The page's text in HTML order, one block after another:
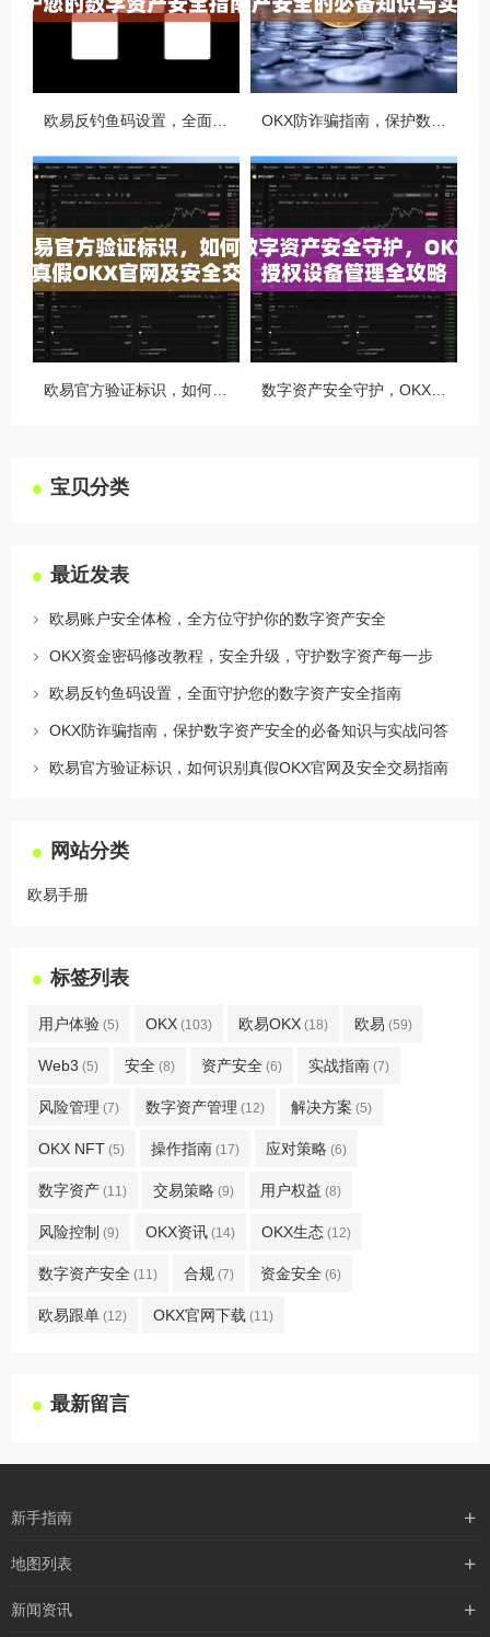
宝贝分类
最近发表
欧易账户安全体检，全方位守护你的数字资产安全
OKX资金密码修改教程，安全升级，守护数字资产每一步
欧易反钓鱼码设置，全面守护您的数字资产安全指南
OKX防诈骗指南，保护数字资产安全的必备知识与实战问答
欧易官方验证标识，如何识别真假OKX官网及安全交易指南
网站分类
欧易手册
标签列表
用户体验 (5) OKX (103) 欧易OKX (18) 欧易 (59)
Web3 (5) 安全 (8) 资产安全 (6) 实战指南 (7)
风险管理 (7) 数字资产管理 (12) 解决方案 (5)
OKX NFT (5) 操作指南 (17) 应对策略 (6)
数字资产 (11) 交易策略 (9) 用户权益 (8)
风险控制 (9) OKX资讯 (14) OKX生态 (12)
数字资产安全 (11) 合规 (7) 资金安全 (6)
欧易跟单 (12) OKX官网下载 (11)
最新留言
新手指南
购买流程
地图列表
最新文章
新闻资讯